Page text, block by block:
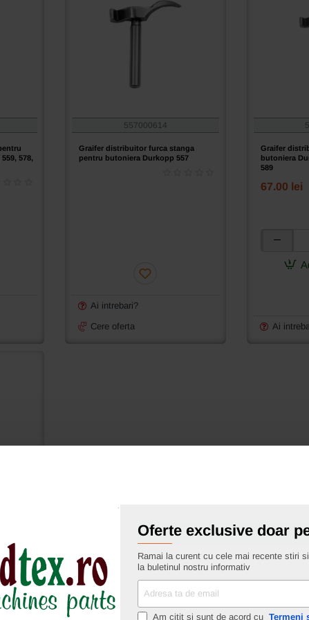
Oferte exclusive doar
Ramai la curent cu cele mai recente stiri
la buletinul nostru informativ
ta
de Am citit si sunt de acord cu Termeni
578,
557000614
Graifer distribuitor furca stanga
pentru butoniera Durkopp 557
Ai intrebari?
Cere oferta
Graifer
butoniera
589
67.00 lei
distribuitor
stanga
558,Ai
579,